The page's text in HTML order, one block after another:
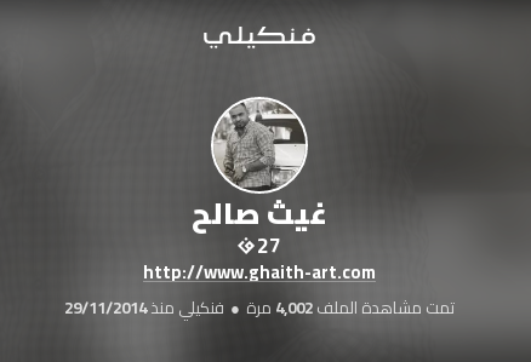
غيث صالح
27
http://www.ghaith-art.com
تمت مشاهدة الملف4,002 مرة ● فنكيلي منذ29/11/2014